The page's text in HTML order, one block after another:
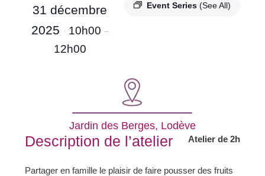
Event Series (See All)
31 décembre
2025 · 10h00 –
12h00
Jardin des Berges, Lodève
Description de l’atelier Atelier de 2h
Partager en famille le plaisir de faire pousser des fruits